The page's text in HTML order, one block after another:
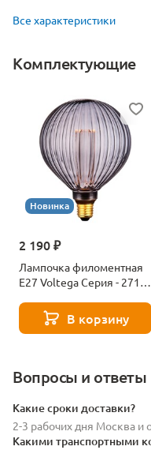
Все характеристики
Комплектующие
Новинка
2 190 ₽
Лампочка филоментная
Е27 Voltega Серия - 271
В корзину
Вопросы и ответы
Какие сроки доставки?
2-3 рабочих дня Москва и
Какими транспортными